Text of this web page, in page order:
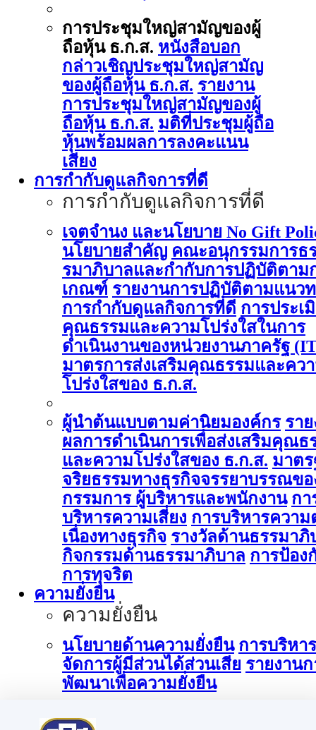
การประชุมใหญ่สามัญของผู้
ถือหุ้น ธ.ก.ส. หนังสือบอก
กล่าวเชิญประชุมใหญ่สามัญ
ของผู้ถือหุ้น ธ.ก.ส. รายงาน
การประชุมใหญ่สามัญของผู้
ถือหุ้น ธ.ก.ส. มติที่ประชุมผู้ถือ
หุ้นพร้อมผลการลงคะแนน
เสียง
การกำกับดูแลกิจการที่ดี
การกำกับดูแลกิจการที่ดี
เจตจำนง และนโยบาย No Gift
นโยบายสำคัญ คณะอนุกรรมการธ
รมาภิบาลและกำกับการปฏิบัติตาม
เกณฑ์ รายงานการปฏิบัติตามแนว
การกำกับดูแลกิจการที่ดี การประเ
คุณธรรมและความโปร่งใสในการ
ดำเนินงานของหน่วยงานภาครัฐ
มาตรการส่งเสริมคุณธรรมและคว
โปร่งใสของ ธ.ก.ส.
ผู้นำต้นแบบตามค่านิยมองค์กร รา
ผลการดำเนินการเพื่อส่งเสริมคุณธ
และความโปร่งใสของ ธ.ก.ส. มาต
จริยธรรมทางธุรกิจจรรยาบรรณขอ
กรรมการ ผู้บริหารและพนักงาน กา
บริหารความเสี่ยง การบริหารความ
เนื่องทางธุรกิจ รางวัลด้านธรรมาภิ
กิจกรรมด้านธรรมาภิบาล การป้อง
การทุจริต
ความยั่งยืน
ความยั่งยืน
นโยบายด้านความยั่งยืน การบริหาร
จัดการผู้มีส่วนได้ส่วนเสีย รายงานก
พัฒนาเพื่อความยั่งยืน
การบริหารจัดการด้านนวัตกรรม